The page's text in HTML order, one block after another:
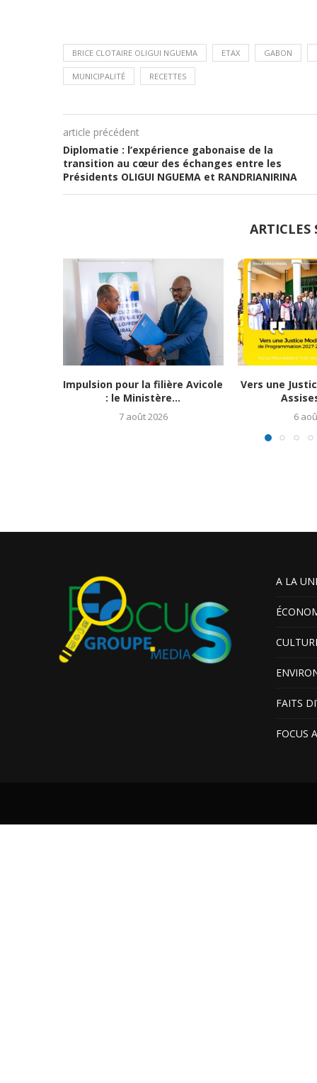
BRICE CLOTAIRE OLIGUI NGUEMA ETAX GABON
MUNICIPALITÉ RECETTES
article précédent
Diplomatie : l’expérience gabonaise de la
transition au cœur des échanges entre les
Présidents OLIGUI NGUEMA et RANDRIANIRINA
ARTICLES
Impulsion pour la filière Avicole
: le Ministère...
7 août 2026
Vers une
6
A LA
FAITS
FOCUS